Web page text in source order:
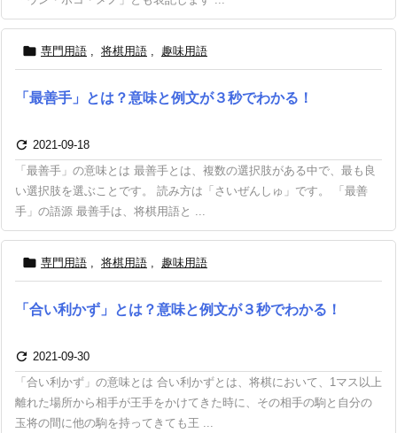
 専門用語 , 将棋用語 , 趣味用語
「最善手」とは？意味と例文が３秒でわかる！
 2021-09-18
「最善手」の意味とは 最善手とは、複数の選択肢がある中で、最も良
い選択肢を選ぶことです。 読み方は「さいぜんしゅ」です。 「最善
手」の語源 最善手は、将棋用語と ...
 専門用語 , 将棋用語 , 趣味用語
「合い利かず」とは？意味と例文が３秒でわかる！
 2021-09-30
「合い利かず」の意味とは 合い利かずとは、将棋において、1マス以上
離れた場所から相手が王手をかけてきた時に、その相手の駒と自分の
玉将の間に他の駒を持ってきても王 ...